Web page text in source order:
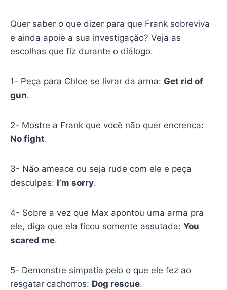
Quer saber o que dizer para que Frank sobreviva
e ainda apoie a sua investigação? Veja as
escolhas que fiz durante o diálogo.
1- Peça para Chloe se livrar da arma: Get rid of
gun.
2- Mostre a Frank que você não quer encrenca:
No fight.
3- Não ameace ou seja rude com ele e peça
desculpas: I’m sorry.
4- Sobre a vez que Max apontou uma arma pra
ele, diga que ela ficou somente assutada: You
scared me.
5- Demonstre simpatia pelo o que ele fez ao
resgatar cachorros: Dog rescue.